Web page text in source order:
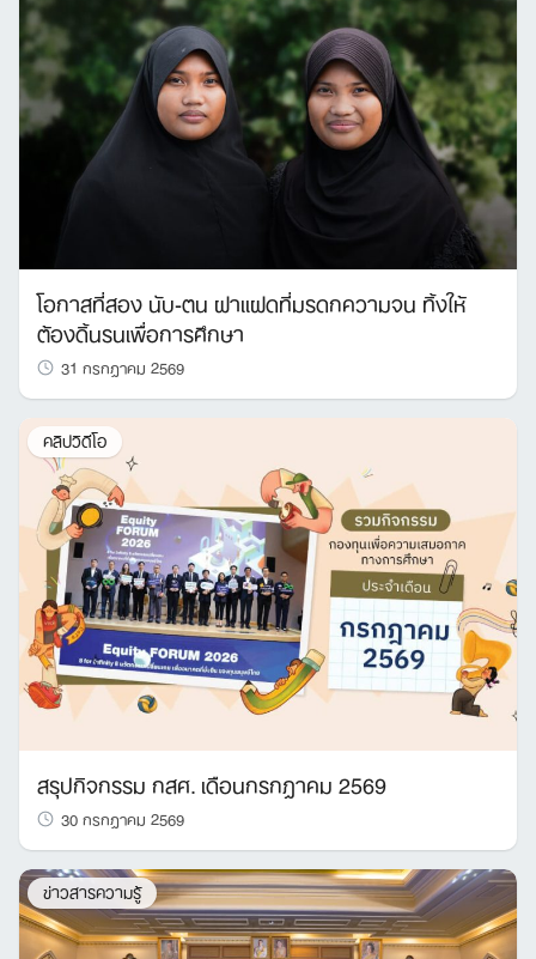
โอกาสที่สอง นับ-ตน ฝาแฝดที่มรดกความจน ทิ้งให้
ต้องดิ้นรนเพื่อการศึกษา
31 กรกฎาคม 2569
คลิปวิดีโอ
สรุปกิจกรรม กสศ. เดือนกรกฎาคม 2569
30 กรกฎาคม 2569
ข่าวสารความรู้